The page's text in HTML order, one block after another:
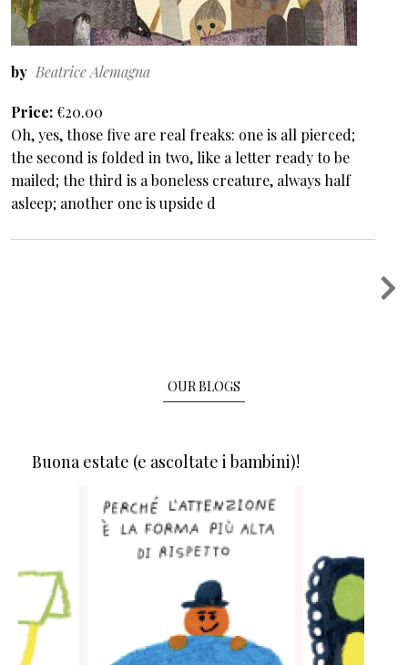
by Beatrice Alemagna
Price €20.00
Oh, yes, those five are real freaks: one is all pierced;
the second is folded in two, like a letter ready to be
mailed; the third is a boneless creature, always half
asleep; another one is upside d
OUR BLOGS
Buona estate (e ascoltate i bambini)!